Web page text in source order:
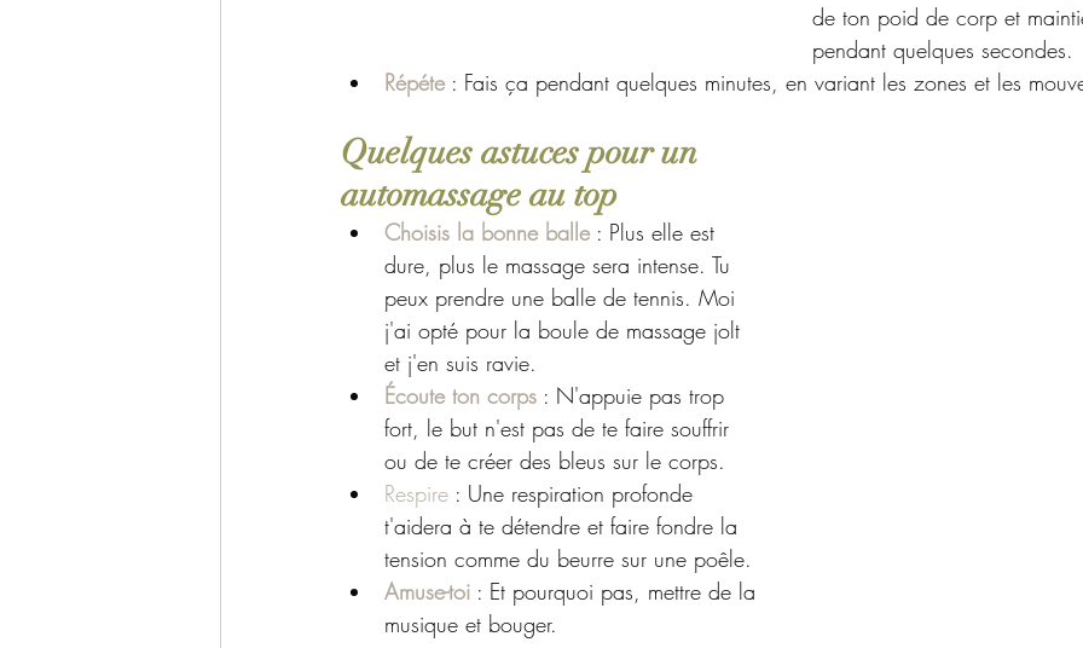
de ton poid de corp et
pendant quelques secondes.
Répéte : Fais ça pendant quelques minutes, en variant les zones et les
Quelques astuces pour un
automassage au top
Choisis la bonne balle : Plus elle est
dure, plus le massage sera intense. Tu
peux prendre une balle de tennis. Moi
j'ai opté pour la boule de massage jolt
et j'en suis ravie.
Écoute ton corps : N'appuie pas trop
fort, le but n'est pas de te faire souffrir
ou de te créer des bleus sur le corps.
Respire : Une respiration profonde
t'aidera à te détendre et faire fondre la
tension comme du beurre sur une poêle.
Amuse-toi : Et pourquoi pas, mettre de la
musique et bouger.